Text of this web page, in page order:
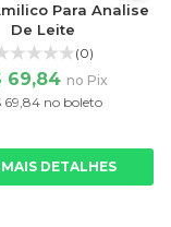
Para Analise
De Leite
(0)
69,84 no Pix
69,84 no boleto
DETALHES